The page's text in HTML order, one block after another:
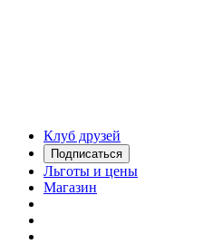
Клуб друзей
Подписаться
Льготы и цены
Магазин